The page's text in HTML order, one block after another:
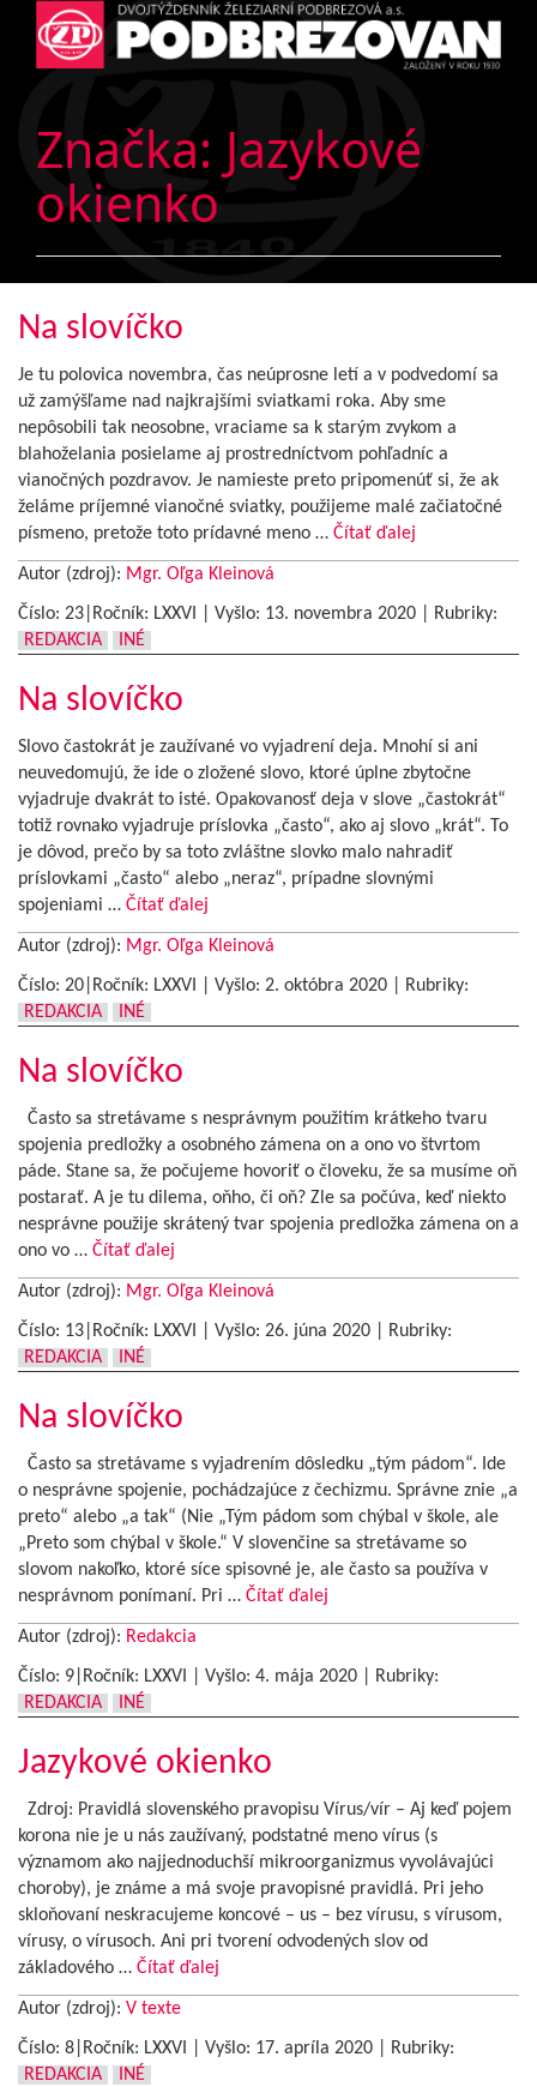
Značka: Jazykové
okienko
Na slovíčko
Je tu polovica novembra, čas neúprosne letí a v podvedomí sa
už zamýšľame nad najkrajšími sviatkami roka. Aby sme
nepôsobili tak neosobne, vraciame sa k starým zvykom a
blahoželania posielame aj prostredníctvom pohľadníc a
vianočných pozdravov. Je namieste preto pripomenúť si, že ak
želáme príjemné vianočné sviatky, použijeme malé začiatočné
písmeno, pretože toto prídavné meno … Čítať ďalej
Autor (zdroj): Mgr. Oľga Kleinová
Číslo: 23|Ročník: LXXVI | Vyšlo: 13. novembra 2020
Rubriky:
REDAKCIA
INÉ
Na slovíčko
Slovo častokrát je zaužívané vo vyjadrení deja. Mnohí si ani
neuvedomujú, že ide o zložené slovo, ktoré úplne zbytočne
vyjadruje dvakrát to isté. Opakovanosť deja v slove „častokrát“
totiž rovnako vyjadruje príslovka „často“, ako aj slovo „krát“. To
je dôvod, prečo by sa toto zvláštne slovko malo nahradiť
príslovkami „často“ alebo „neraz“, prípadne slovnými
spojeniami … Čítať ďalej
Autor (zdroj): Mgr. Oľga Kleinová
Číslo: 20|Ročník: LXXVI | Vyšlo: 2. októbra 2020
Rubriky:
REDAKCIA
INÉ
Na slovíčko
Často sa stretávame s nesprávnym použitím krátkeho tvaru
spojenia predložky a osobného zámena on a ono vo štvrtom
páde. Stane sa, že počujeme hovoriť o človeku, že sa musíme oň
postarať. A je tu dilema, oňho, či oň? Zle sa počúva, keď niekto
nesprávne použije skrátený tvar spojenia predložka zámena on a
ono vo … Čítať ďalej
Autor (zdroj): Mgr. Oľga Kleinová
Číslo: 13|Ročník: LXXVI | Vyšlo: 26. júna 2020
Rubriky:
REDAKCIA
INÉ
Na slovíčko
Často sa stretávame s vyjadrením dôsledku „tým pádom“. Ide
o nesprávne spojenie, pochádzajúce z čechizmu. Správne znie „a
preto“ alebo „a tak“ (Nie „Tým pádom som chýbal v škole, ale
„Preto som chýbal v škole.“ V slovenčine sa stretávame so
slovom nakoľko, ktoré síce spisovné je, ale často sa používa v
nesprávnom ponímaní. Pri … Čítať ďalej
Autor (zdroj): Redakcia
Číslo: 9|Ročník: LXXVI | Vyšlo: 4. mája 2020
Rubriky:
REDAKCIA
INÉ
Jazykové okienko
Zdroj: Pravidlá slovenského pravopisu Vírus/vír – Aj keď pojem
korona nie je u nás zaužívaný, podstatné meno vírus (s
významom ako najjednoduchší mikroorganizmus vyvolávajúci
choroby), je známe a má svoje pravopisné pravidlá. Pri jeho
skloňovaní neskracujeme koncové – us – bez vírusu, s vírusom,
vírusy, o vírusoch. Ani pri tvorení odvodených slov od
základového … Čítať ďalej
Autor (zdroj): V texte
Číslo: 8|Ročník: LXXVI | Vyšlo: 17. apríla 2020
Rubriky:
REDAKCIA
INÉ